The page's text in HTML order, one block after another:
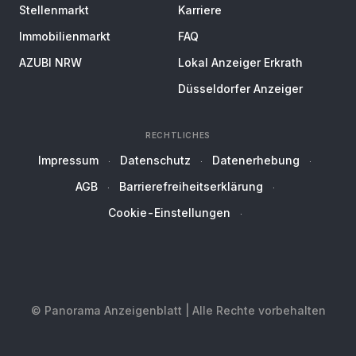
Stellenmarkt
Immobilienmarkt
AZUBI NRW
Karriere
FAQ
Lokal Anzeiger Erkrath
Düsseldorfer Anzeiger
RECHTLICHES
Impressum Datenschutz
Datenerhebung
AGB
Barrierefreiheitserklärung
Cookie-Einstellungen
© Panorama Anzeigenblatt | Alle Rechte vorbehalten